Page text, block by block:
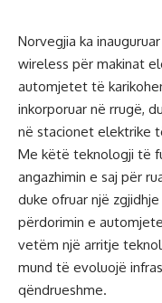
Norvegjia ka
wireless për makinat
automjetet të
inkorporuar në rrugë,
në stacionet elektrike
Me këtë teknologji të
angazhimin e saj për
duke ofruar një
përdorimin e
vetëm një arritje
mund të evoluojë
qëndrueshme.